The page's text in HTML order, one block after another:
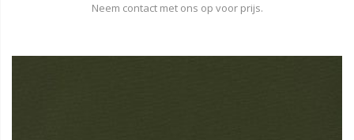
Neem contact met ons op voor prijs.